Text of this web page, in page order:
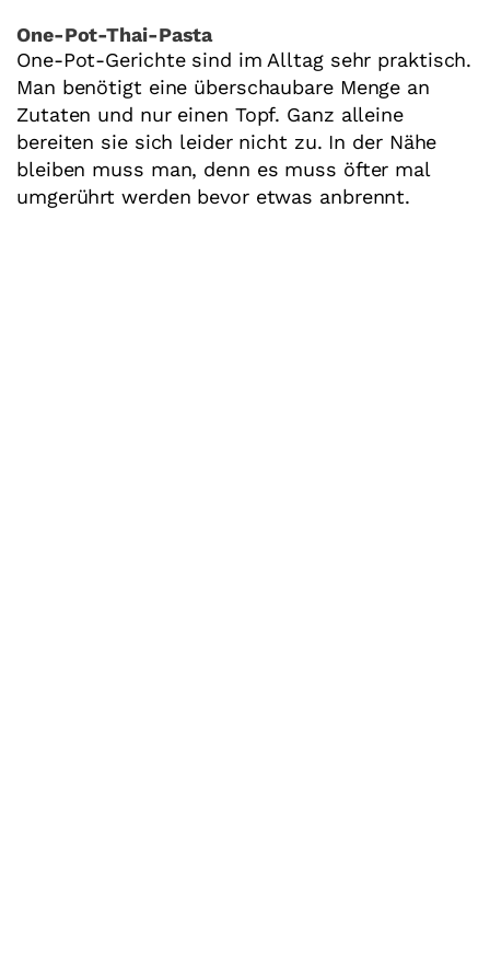
One-Pot-Thai-Pasta
One-Pot-Gerichte sind im Alltag sehr praktisch.
Man benötigt eine überschaubare Menge an
Zutaten und nur einen Topf. Ganz alleine
bereiten sie sich leider nicht zu. In der Nähe
bleiben muss man, denn es muss öfter mal
umgerührt werden bevor etwas anbrennt.